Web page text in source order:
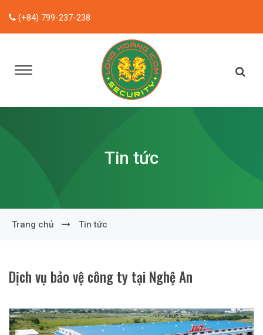
(+84) 799-237-238
Tin tức
Trang chủ Tin tức
Dịch vụ bảo vệ công ty tại Nghệ An